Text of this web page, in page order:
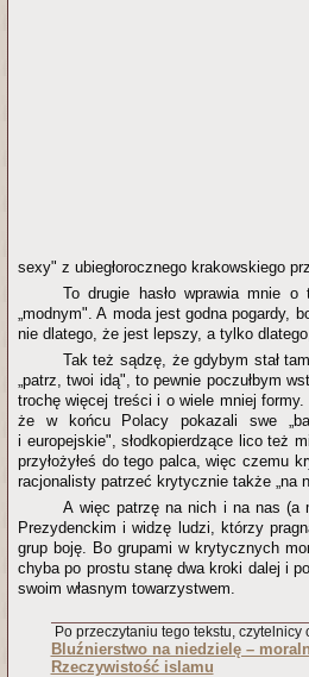
sexy" z ubiegłorocznego krakowskiego
To drugie hasło wprawia mnie
„modnym". A moda jest godna pogardy,
nie dlatego, że jest lepszy, a tylko
Tak też sądzę, że gdybym stał
„patrz, twoi idą", to pewnie poczułbym
trochę więcej treści i o wiele mniej
że w końcu Polacy pokazali swe
i europejskie", słodkopierdzące lico też
przyłożyłeś do tego palca, więc czemu
racjonalisty patrzeć krytycznie także „na
A więc patrzę na nich i na nas (a
Prezydenckim i widzę ludzi, którzy
grup boję. Bo grupami w krytycznych
chyba po prostu stanę dwa kroki dalej i
swoim własnym towarzystwem.
Po przeczytaniu tego tekstu, czytelnicy
Bluźnierstwo na niedzielę –
Rzeczywistość islamu